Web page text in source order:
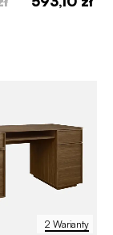
2 Warianty